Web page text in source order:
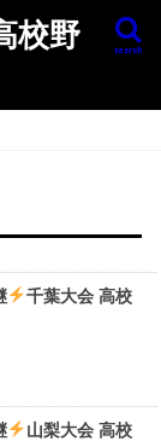
校野
search
千葉大会 高校
山梨大会 高校